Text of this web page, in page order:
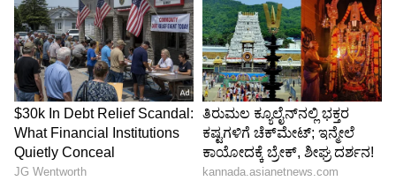
13 ನೇ ವಯಸ್ಸಿನಲ್ಲಿ, ಲತಾ ಮಂಗೇಶ್ಕರ್ ಅವರ ಜೀವನದಲ್ಲಿ
ದುರಂತವು ಅಪ್ಪಳಿಸಿತು, ಅವರ ತಂದೆ ಹೃದ್ರೋಗದಿಂದ
ನಿಧನರಾದರು. ಮಾತ್ರವಲ್ಲ ತಂದೆ ಅವರ ಕುಟುಂಬಕ್ಕೆ ಅವರ
ಏಕೈಕ ಆಧಾರ ಸ್ಥಂಭವಾಗಿದ್ದರು. 1940 ರ ದಶಕದಲ್ಲಿ ಸಂಗೀತ
ಉದ್ಯಮದಲ್ಲಿ ಛಾಪು ಮೂಡಿಸಲು ಹೆಣಗಾಡುತ್ತಿದ್ದ ಅವರು